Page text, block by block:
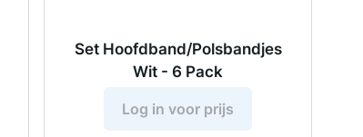
Set Hoofdband/Polsbandjes
Wit - 6 Pack
Log in voor prijs